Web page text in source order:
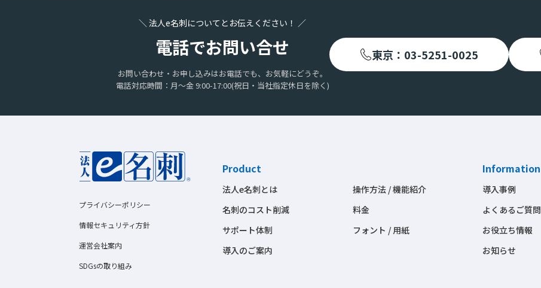
＼ 法人e名刺についてとお伝えください！ ／
電話でお問い合せ
お問い合わせ・お申し込みはお電話でも、 お気軽にどうぞ。
電話対応時間：月〜金 9:00-17:00(祝日・当社指定休日を除く)
東京：03-5251-0025
プライバシーポリシー
情報セキュリティ方針
運営会社案内
SDGsの取り組み
Product
法人e名刺とは
名刺のコスト削減
サポート体制
導入のご案内
操作方法 / 機能紹介
料金
フォント / 用紙
Information
導入事例
よくあるご質問
お役立ち情報
お知らせ